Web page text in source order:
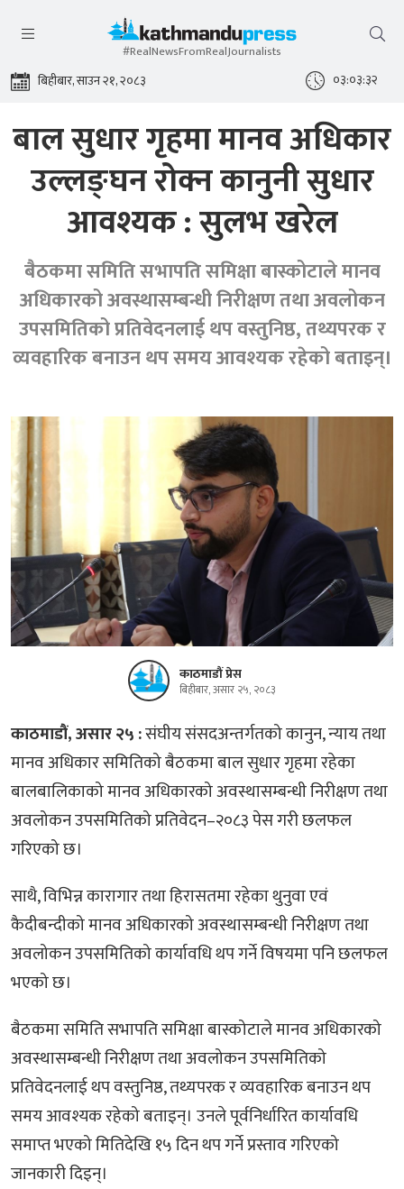
#RealNewsFromRealJournalists
बिहीबार, साउन २१, २०८३ ०३:०३:३३
बाल सुधार गृहमा मानव अधिकार
उल्लङ्घन रोक्न कानुनी सुधार
आवश्यक : सुलभ खरेल
बैठकमा समिति सभापति समिक्षा बास्कोटाले मानव
अधिकारको अवस्थासम्बन्धी निरीक्षण तथा अवलोकन
उपसमितिको प्रतिवेदनलाई थप वस्तुनिष्ठ, तथ्यपरक र
व्यवहारिक बनाउन थप समय आवश्यक रहेको बताइन्।
काठमाडौं प्रेस
बिहीबार, असार २५, २०८३
काठमाडौं, असार २५ :संघीय संसदअन्तर्गतको कानुन, न्याय तथा
मानव अधिकार समितिको बैठकमा बाल सुधार गृहमा रहेका
बालबालिकाको मानव अधिकारको अवस्थासम्बन्धी निरीक्षण तथा
अवलोकन उपसमितिको प्रतिवेदन–२०८३ पेस गरी छलफल
गरिएको छ।
साथै, विभिन्न कारागार तथा हिरासतमा रहेका थुनुवा एवं
कैदीबन्दीको मानव अधिकारको अवस्थासम्बन्धी निरीक्षण तथा
अवलोकन उपसमितिको कार्यावधि थप गर्ने विषयमा पनि छलफल
भएको छ।
बैठकमा समिति सभापति समिक्षा बास्कोटाले मानव अधिकारको
अवस्थासम्बन्धी निरीक्षण तथा अवलोकन उपसमितिको
प्रतिवेदनलाई थप वस्तुनिष्ठ, तथ्यपरक र व्यवहारिक बनाउन थप
समय आवश्यक रहेको बताइन्। उनले पूर्वनिर्धारित कार्यावधि
समाप्त भएको मितिदेखि १५ दिन थप गर्ने प्रस्ताव गरिएको
जानकारी दिइन्।